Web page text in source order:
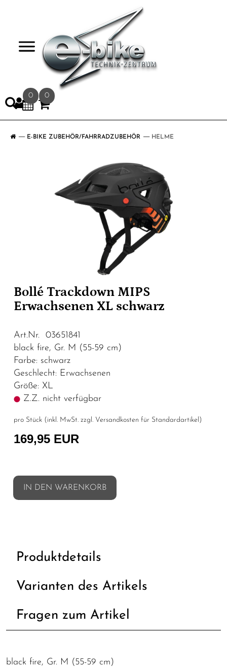
0 0
E-BIKE ZUBEHÖR/FAHRRADZUBEHÖR HELME
Bollé Trackdown MIPS
Erwachsenen XL schwarz
Art.Nr. 03651841
black fire, Gr. M (55-59 cm)
Farbe: schwarz
Geschlecht: Erwachsenen
Größe: XL
Z.Z. nicht verfügbar
pro Stück (inkl. MwSt. zzgl. Versandkosten für Standardartikel )
169,95 EUR
IN DEN WARENKORB
Produktdetails
Varianten des Artikels
Fragen zum Artikel
black fire, Gr. M (55-59 cm)